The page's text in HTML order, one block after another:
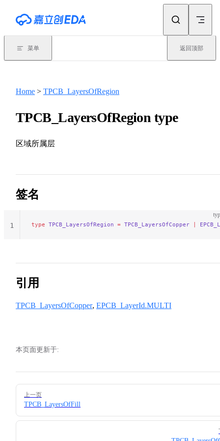
菜单 返回顶部
Home > TPCB_LayersOfRegion
TPCB_LayersOfRegion type
区域所属层
签名
type TPCB_LayersOfRegion = TPCB_LayersOfCopper |
1
引用
TPCB_LayersOfCopper, EPCB_LayerId.MULTI
本页面更新于:
Pager
上一页
TPCB_LayersOfFill